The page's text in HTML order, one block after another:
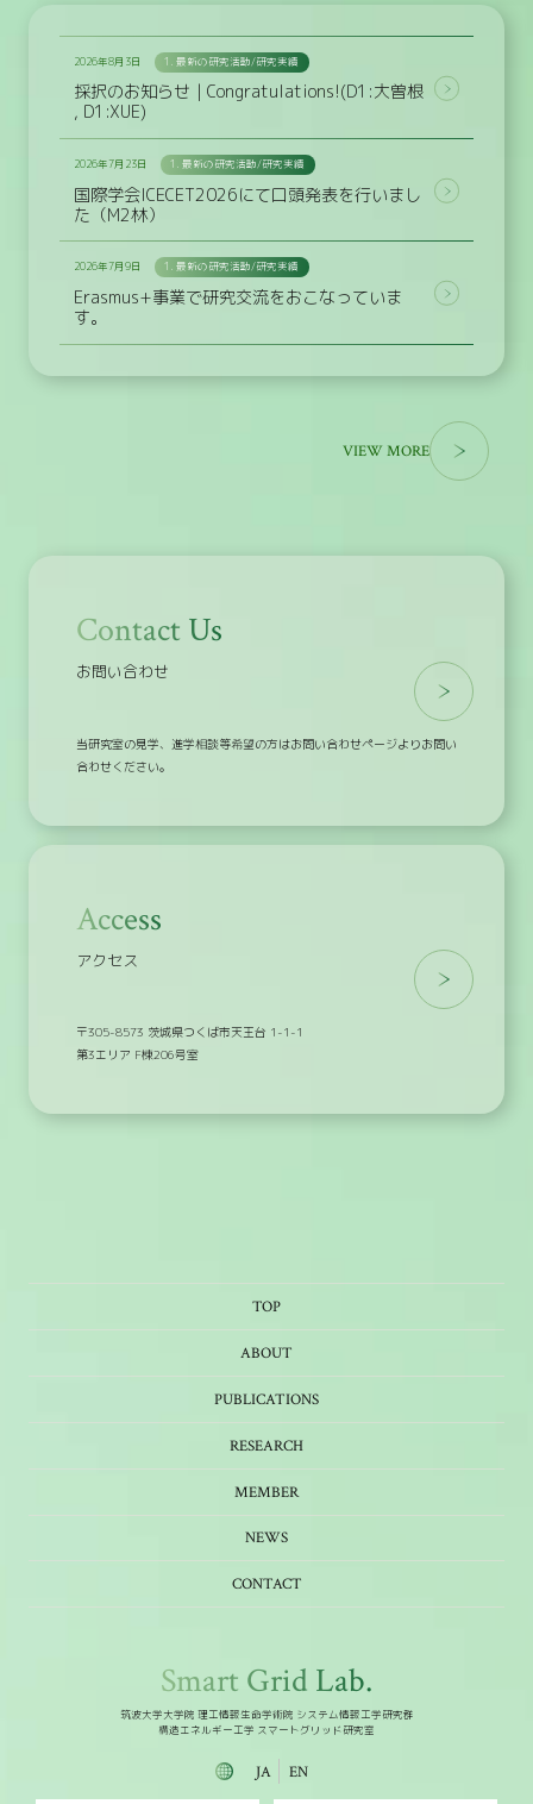
2026年8月3日 1. 最新の研究活動/研究実績
採択のお知らせ｜Congratulations!(D1:大曽根
, D1:XUE)
2026年7月23日 1. 最新の研究活動/研究実績
国際学会ICECET2026にて口頭発表を行いまし
た（M2林）
2026年7月9日 1. 最新の研究活動/研究実績
Erasmus+事業で研究交流をおこなっていま
す。
VIEW MORE
Contact Us
お問い合わせ
当研究室の見学、進学相談等希望の方はお問い合わせページよりお問い
合わせください。
Access
アクセス
〒305-8573 茨城県つくば市天王台 1-1-1
第3エリア F棟206号室
TOP
ABOUT
PUBLICATIONS
RESEARCH
MEMBER
NEWS
CONTACT
Smart Grid Lab.
筑波大学大学院 理工情報生命学術院 システム情報工学研究群
構造エネルギー工学 スマートグリッド研究室
JA EN